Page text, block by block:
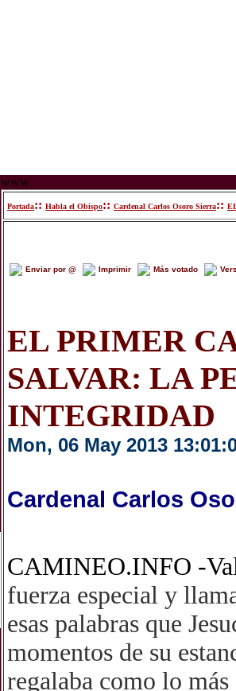
www
Portada:: Habla el Obispo:: Cardenal Carlos Osoro Sierra::
Enviar por @ Imprimir Más votado
EL PRIMER
SALVAR: LA
INTEGRIDAD
Mon, 06 May 2013
Cardenal Carlos
CAMINEO.INFO -
fuerza especial y
esas palabras que
momentos de su
regalaba como lo